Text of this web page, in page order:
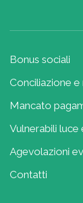
Bonus sociali
Conciliazione
Mancato
Vulnerabili luce
Agevolazioni
Contatti